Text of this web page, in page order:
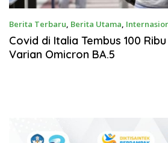
Berita Terbaru, Berita Utama,
Covid di Italia Tembus 100
Varian Omicron BA.5